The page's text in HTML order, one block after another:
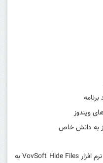
ویندوز
به دانش خاص
بنابراین شما میتوانید با نصب و دانلود نرم افزار VovSoft Hide Files به